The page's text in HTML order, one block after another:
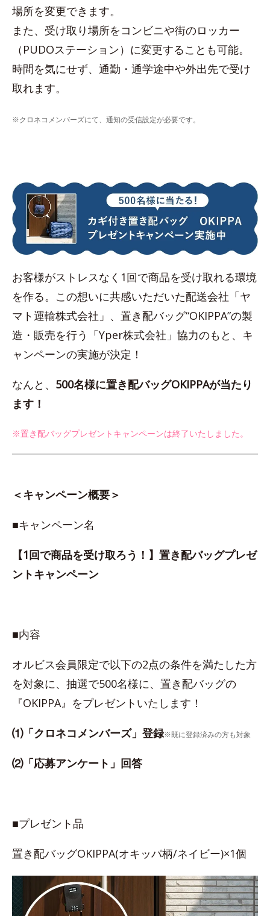
場所を変更できます。
また、受け取り場所をコンビニや街のロッカー
（PUDOステーション）に変更することも可能。
時間を気にせず、通勤・通学途中や外出先で受け
取れます。
※クロネコメンバーズにて、通知の受信設定が必要です。
お客様がストレスなく1回で商品を受け取れる環境
を作る。この想いに共感いただいた配送会社「ヤ
マト運輸株式会社」、置き配バッグ“OKIPPA”の製
造・販売を行う「Yper株式会社」協力のもと、キ
ャンペーンの実施が決定！
なんと、 500名様に置き配バッグOKIPPAが当たり
ます！
※置き配バッグプレゼントキャンペーンは終了いたしました。
＜キャンペーン概要＞
■キャンペーン名
【1回で商品を受け取ろう！】置き配バッグプレゼ
ントキャンペーン
■内容
オルビス会員限定で以下の2点の条件を満たした方
を対象に、抽選で500名様に、置き配バッグの
『OKIPPA』をプレゼントいたします！
⑴「クロネコメンバーズ」登録※既に登録済みの方も対象
⑵「応募アンケート」回答
■プレゼント品
置き配バッグOKIPPA(オキッパ柄/ネイビー)×1個